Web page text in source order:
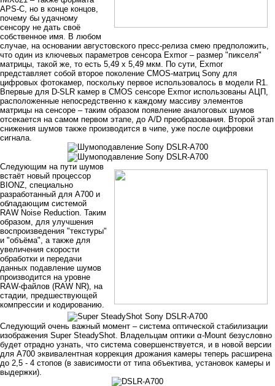
APS-C, но в конце концов,
почему бы удачному
сенсору не дать своё
собственное имя. В любом
случае, на основании августовского пресс-релиза смею предположить,
что один из ключевых параметров сенсора Exmor – размер "пикселя"
матрицы, такой же, то есть 5,49 х 5,49 мкм. По сути, Exmor
представляет собой второе поколение CMOS-матриц Sony для
цифровых фотокамер, поскольку первое использовалось в модели R1.
Впервые для D-SLR камер в CMOS сенсоре Exmor использованы АЦП,
расположенные непосредственно к каждому массиву элементов
матрицы на сенсоре – таким образом появление аналоговых шумов
отсекается на самом первом этапе, до A/D преобразования. Второй этап
снижения шумов также производится в чипе, уже после оцифровки
сигнала.
Следующим на пути шумов
встаёт новый процессор
BIONZ, специально
разработанный для A700 и
обладающим системой
RAW Noise Reduction. Таким
образом, для улучшения
воспроизведения "текстуры"
и "объёма", а также для
увеличения скорости
обработки и передачи
данных подавление шумов
производится на уровне
RAW-файлов (RAW NR), на
стадии, предшествующей
компрессии и кодированию.
Следующий очень важный момент – система оптической стабилизации
изображения Super SteadyShot. Владельцам оптики α-Mount безусловно
будет отрадно узнать, что система совершенствуется, и в новой версии
для A700 эквивалентная коррекция дрожания камеры теперь расширена
до 2,5 - 4 стопов (в зависимости от типа объектива, установок камеры и
выдержки).